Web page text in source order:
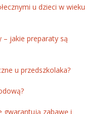
u dzieci w wieku
– jakie preparaty są
u przedszkolaka?
gwarantują zabawę i